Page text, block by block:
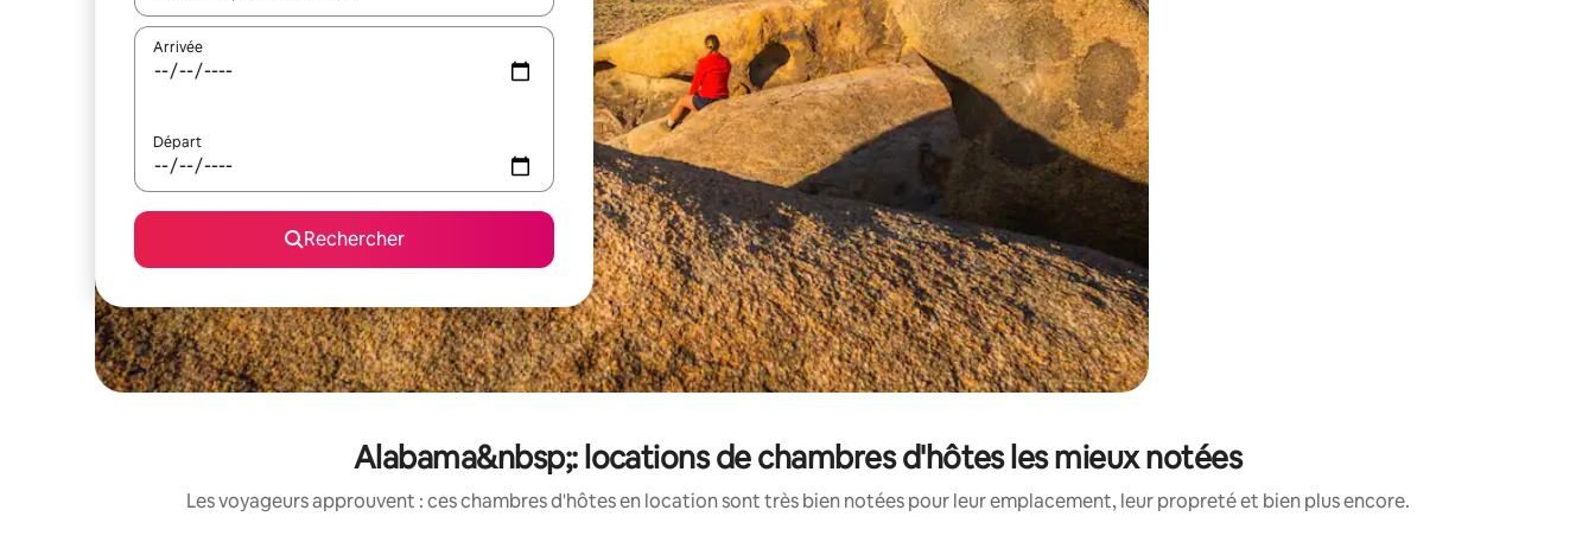
Arrivée
Départ
Rechercher
Alabama&nbsp;: locations de chambres d'hôtes les mieux notées
Les voyageurs approuvent : ces chambres d'hôtes en location sont très bien notées pour leur emplacement, leur propreté et bien plus encore.